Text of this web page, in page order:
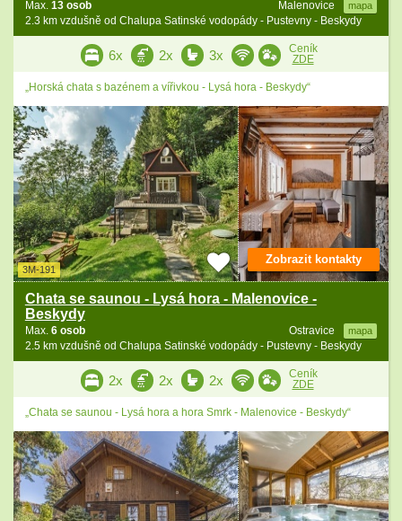
Malenovice mapa
Max. 13 osob
2.3 km vzdušně od Chalupa Satinské vodopády - Pustevny - Beskydy
6x 2x 3x
Ceník
ZDE
„Horská chata s bazénem a vířivkou - Lysá hora - Beskydy“
3M-191
Chata se saunou - Lysá hora - Malenovice -
Beskydy
Ostravice mapa
Max. 6 osob
2.5 km vzdušně od Chalupa Satinské vodopády - Pustevny - Beskydy
Zobrazit kontakty
2x 2x 2x
Ceník
ZDE
„Chata se saunou - Lysá hora a hora Smrk - Malenovice - Beskydy“